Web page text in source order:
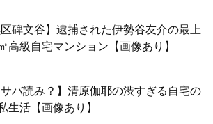
区碑文谷】逮捕された伊勢谷友介の最上
高級自宅マンション【画像あり】
サバ読み？】清原伽耶の渋すぎる自宅の
生活【画像あり】